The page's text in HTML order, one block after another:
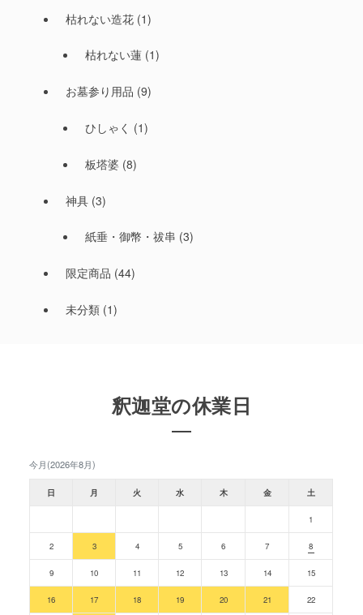
枯れない造花 (1)
枯れない蓮(1)
お墓参り用品 (9)
ひしゃく (1)
板塔婆(8)
神具 (3)
紙垂・御幣・祓串 (3)
限定商品 (44)
未分類 (1)
釈迦堂の休業日
今月(2026年8月)
日 月 火 水 木 金 土
1
2 3 4 5 6 7 8
9 10 11 12 13 14 15
16 17 18 19 20 21 22